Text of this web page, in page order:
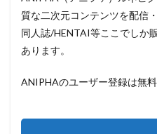
3.2
ANIPHA（ア
ニファ）動
手順
質な二次元コンテンツを配信
同人誌/HENTAI等ここでしか
あります。
ANIPHAのユーザー登録は無料